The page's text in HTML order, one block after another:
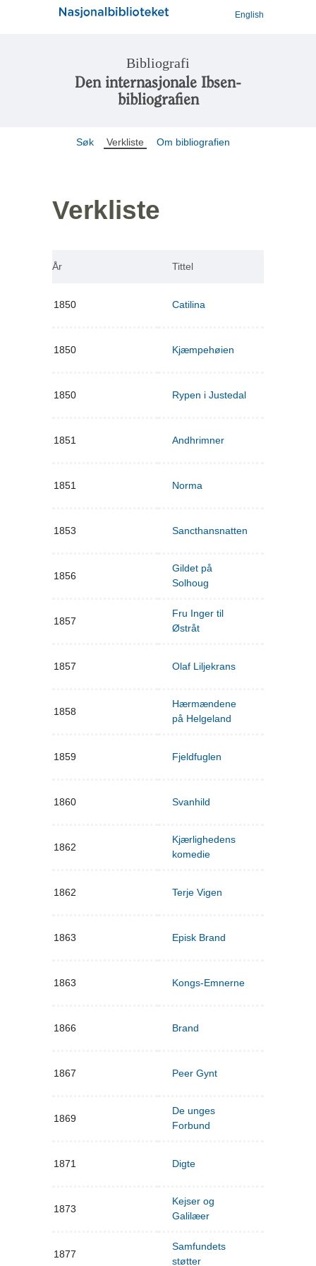
English
Bibliografi
Den internasjonale Ibsen-
bibliografien
Søk Verkliste Om bibliografien
Verkliste
År Tittel
1850 Catilina
1850 Kjæmpehøien
1850 Rypen i Justedal
1851 Andhrimner
1851 Norma
1853 Sancthansnatten
1856
Gildet på
Solhoug
1857
Fru Inger til
Østråt
1857 Olaf Liljekrans
1858
Hærmændene
på Helgeland
1859 Fjeldfuglen
1860 Svanhild
1862
Kjærlighedens
komedie
1862 Terje Vigen
1863 Episk Brand
1863 Kongs-Emnerne
1866 Brand
1867 Peer Gynt
1869
De unges
Forbund
1871 Digte
1873
Kejser og
Galilæer
1877
Samfundets
støtter